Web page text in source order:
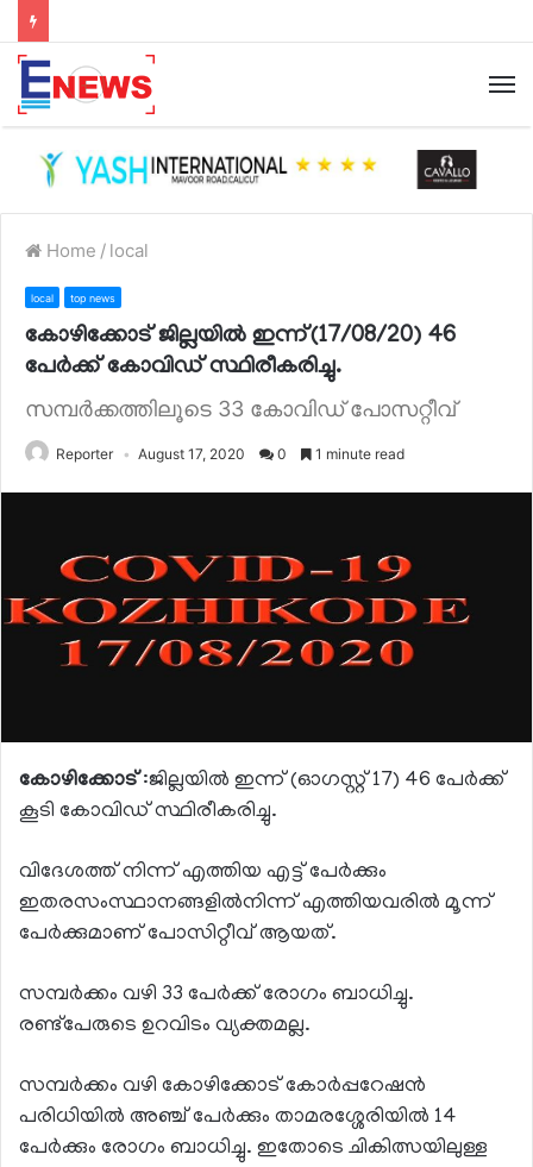
Home / local
local top news
കോഴിക്കോട് ജില്ലയിൽ ഇന്ന്(17/08/20) 46
പേർക്ക് കോവിഡ് സ്ഥിരീകരിച്ചു.
സമ്പർക്കത്തിലൂടെ 33 കോവിഡ് പോസറ്റീവ്
Reporter August 17, 2020 0 1 minute read
കോഴിക്കോട്:ജില്ലയില്‍ ഇന്ന് (ഓഗസ്റ്റ് 17) 46 പേര്‍ക്ക്
കൂടി കോവിഡ് സ്ഥിരീകരിച്ചു.
വിദേശത്ത് നിന്ന് എത്തിയ എട്ട് പേര്‍ക്കും
ഇതരസംസ്ഥാനങ്ങളില്‍നിന്ന് എത്തിയവരില്‍ മൂന്ന്
പേര്‍ക്കുമാണ് പോസിറ്റീവ് ആയത്.
സമ്പര്‍ക്കം വഴി 33 പേര്‍ക്ക് രോഗം ബാധിച്ചു.
രണ്ട്‌പേരുടെ ഉറവിടം വ്യക്തമല്ല.
സമ്പര്‍ക്കം വഴി കോഴിക്കോട് കോര്‍പ്പറേഷന്‍
പരിധിയില്‍ അഞ്ച് പേര്‍ക്കും താമരശ്ശേരിയില്‍ 14
പേര്‍ക്കും രോഗം ബാധിച്ചു. ഇതോടെ ചികിത്സയിലുള്ള